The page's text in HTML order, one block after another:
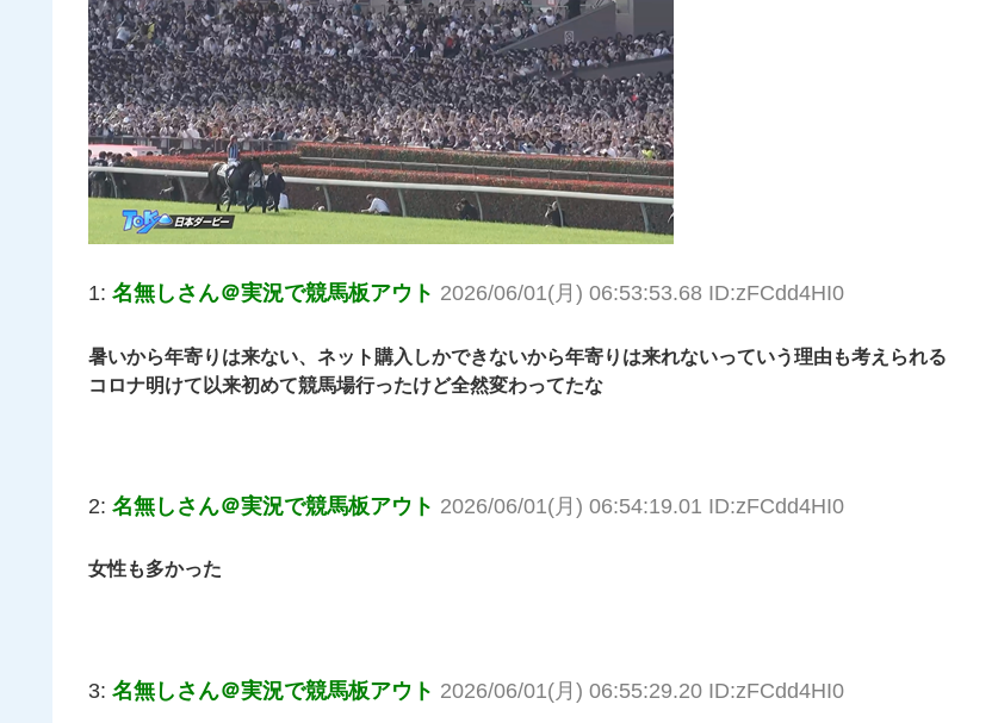
1: 名無しさん＠実況で競馬板アウト 2026/06/01(月) 06:53:53.68 ID:zFCdd4HI0
暑いから年寄りは来ない、ネット購入しかできないから年寄りは来れないっていう理由も考えられる
コロナ明けて以来初めて競馬場行ったけど全然変わってたな
2: 名無しさん＠実況で競馬板アウト 2026/06/01(月) 06:54:19.01 ID:zFCdd4HI0
女性も多かった
3: 名無しさん＠実況で競馬板アウト 2026/06/01(月) 06:55:29.20 ID:zFCdd4HI0